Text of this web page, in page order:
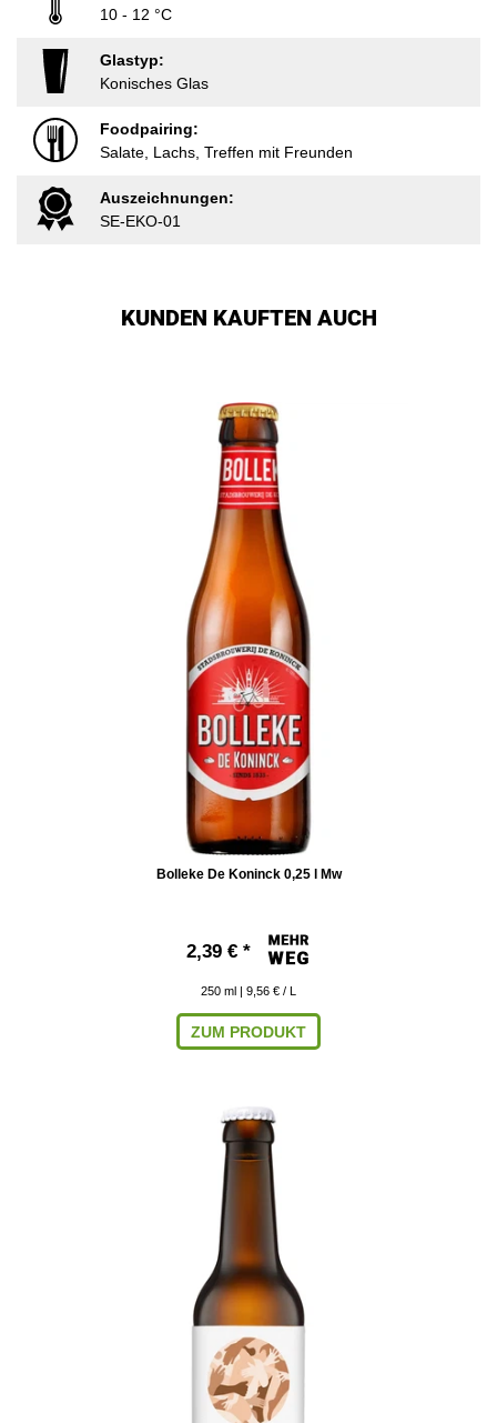
10 - 12 °C
Glastyp:
Konisches Glas
Foodpairing:
Salate, Lachs, Treffen mit Freunden
Auszeichnungen:
SE-EKO-01
KUNDEN KAUFTEN AUCH
Bolleke De Koninck 0,25 l Mw
2,39 € *
250 ml | 9,56 € / L
ZUM PRODUKT